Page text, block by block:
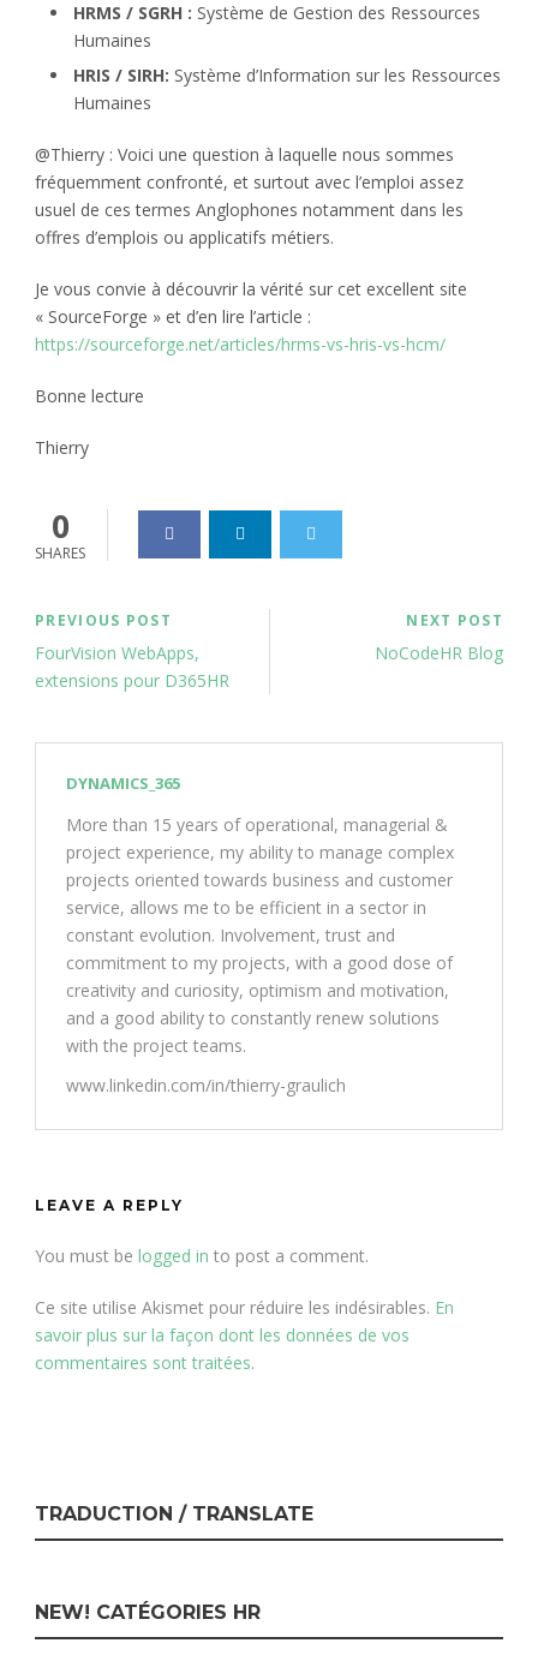
HRMS / SGRH : Système de Gestion des Ressources
Humaines
HRIS / SIRH: Système d’Information sur les Ressources
Humaines
@Thierry : Voici une question à laquelle nous sommes
fréquemment confronté, et surtout avec l’emploi assez
usuel de ces termes Anglophones notamment dans les
offres d’emplois ou applicatifs métiers.
Je vous convie à découvrir la vérité sur cet excellent site
« SourceForge » et d’en lire l’article :
https://sourceforge.net/articles/hrms-vs-hris-vs-hcm/
Bonne lecture
Thierry
0
SHARES
PREVIOUS POST
FourVision WebApps,
extensions pour D365HR
NEXT POST
NoCodeHR Blog
DYNAMICS_365
More than 15 years of operational, managerial &
project experience, my ability to manage complex
projects oriented towards business and customer
service, allows me to be efficient in a sector in
constant evolution. Involvement, trust and
commitment to my projects, with a good dose of
creativity and curiosity, optimism and motivation,
and a good ability to constantly renew solutions
with the project teams.
www.linkedin.com/in/thierry-graulich
LEAVE A REPLY
You must be logged in to post a comment.
Ce site utilise Akismet pour réduire les indésirables. En
savoir plus sur la façon dont les données de vos
commentaires sont traitées.
TRADUCTION / TRANSLATE
NEW! CATÉGORIES HR